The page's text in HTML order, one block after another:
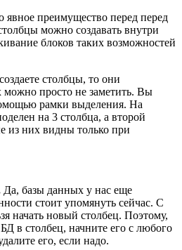
явное преимущество перед перед
можно создавать внутри
блоков таких возможностей
столбцы, то они
просто не заметить. Вы
рамки выделения. На
на 3 столбца, а второй
из них видны только при
Да, базы данных у нас еще
стоит упомянуть сейчас. С
начать новый столбец. Поэтому,
в столбец, начните его с любого
его, если надо.